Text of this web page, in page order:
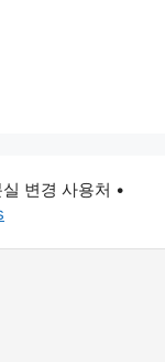
변경 사용처 •